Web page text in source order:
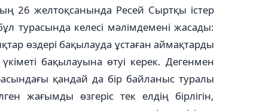
26 желтоқсанында Ресей Сыртқы істер
турасында келесі мәлімдемені жасады:
өздері бақылауда ұстаған аймақтарды
бақылауына өтуі керек. Дегенмен
қандай да бір байланыс туралы
жағымды өзгеріс тек елдің бірлігін,